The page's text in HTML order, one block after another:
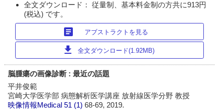
全文ダウンロード： 従量制、基本料金制の方共に913円
(税込) です。
article アブストラクトを見る
download 全文ダウンロード(1.92MB)
脳腫瘍の画像診断 : 最近の話題
平井俊範
宮崎大学医学部 病態解析医学講座 放射線医学分野 教授
映像情報Medical 51 (1)68-69, 2019.